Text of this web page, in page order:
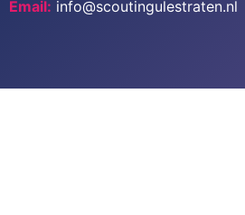
Email: info@scoutingulestraten.nl